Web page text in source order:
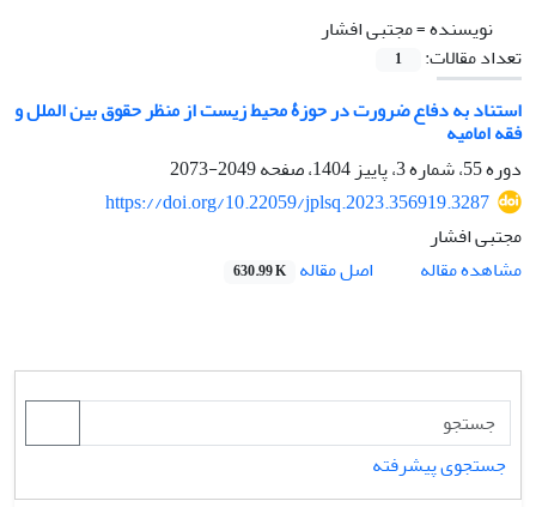
نویسنده =مجتبی افشار
تعداد مقالات:
1
استناد به دفاع ضرورت در حوزۀ محیط ‏زیست از منظر حقوق بین ‏الملل و
فقه امامیه
دوره 55، شماره 3، پاییز 1404، صفحه
2049-2073
https://doi.org/10.22059/jplsq.2023.356919.3287
مجتبی افشار
مشاهده مقاله
اصل مقاله 630.99 K
جستجوی پیشرفته